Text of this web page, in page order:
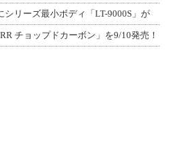
シリーズ最小ボディ「LT-9000S」が
チョップドカーボン」を9/10発売！